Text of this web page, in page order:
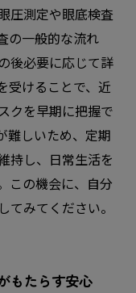
圧測定や眼底検査
の一般的な流れ
後必要に応じて詳
受けることで、近
クを早期に把握で
難しいため、定期
持し、日常生活を
この機会に、自分
みてください。
もたらす安心